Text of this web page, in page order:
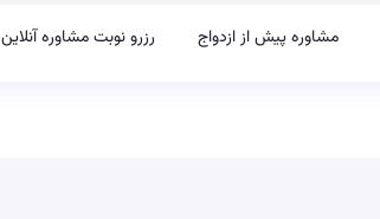
مشاوره پیش از ازدواج رزرو نوبت مشاوره آنلاین